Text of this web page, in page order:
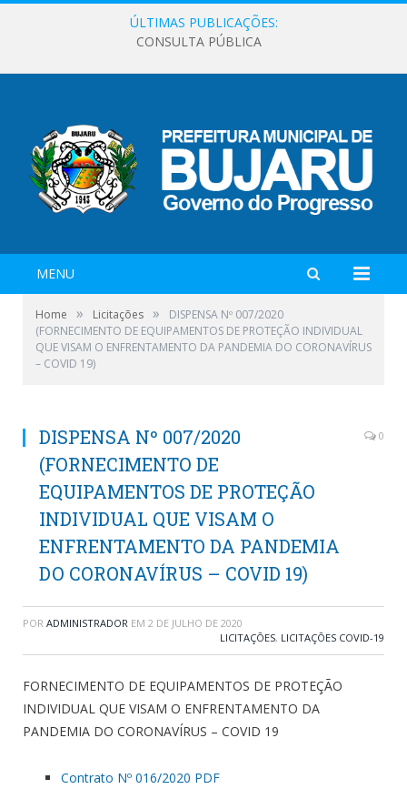
ÚLTIMAS PUBLICAÇÕES:
CONSULTA PÚBLICA
MENU
Home » Licitações »
DISPENSA Nº 007/2020
(FORNECIMENTO DE EQUIPAMENTOS DE PROTEÇÃO INDIVIDUAL
QUE VISAM O ENFRENTAMENTO DA PANDEMIA DO CORONAVÍRUS
– COVID 19)
DISPENSA Nº 007/2020
(FORNECIMENTO DE
EQUIPAMENTOS DE PROTEÇÃO
INDIVIDUAL QUE VISAM O
ENFRENTAMENTO DA PANDEMIA
DO CORONAVÍRUS – COVID 19)
0
POR ADMINISTRADOR EM 2 DE JULHO DE 2020
LICITAÇÕES, LICITAÇÕES COVID-19
FORNECIMENTO DE EQUIPAMENTOS DE PROTEÇÃO
INDIVIDUAL QUE VISAM O ENFRENTAMENTO DA
PANDEMIA DO CORONAVÍRUS – COVID 19
Contrato Nº 016/2020 PDF